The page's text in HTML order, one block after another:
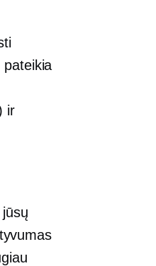
pateikia
ir